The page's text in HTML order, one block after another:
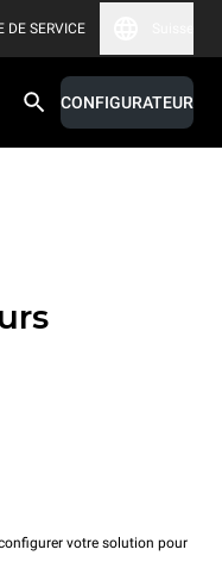
DE SERVICE
CONFIGURATEUR
votre solution pour